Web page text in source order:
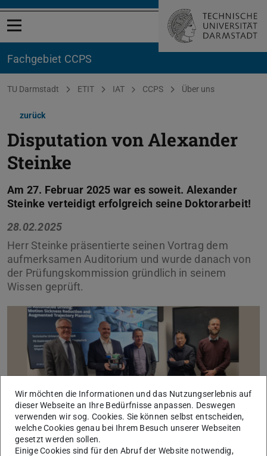
Menü öffnen
Fachgebiet CCPS
Sie befinden sich hier:
TU Darmstadt ETIT IAT CCPS Über uns
zurück
Disputation von Alexander
Steinke
Am 27. Februar 2025 war es soweit. Alexander
Steinke verteidigt erfolgreich seine Doktorarbeit!
28.02.2025
Herr Steinke präsentierte seinen Vortrag dem
aufmerksamen Auditorium und wurde danach von
der Prüfungskommission gründlich in seinem
Wissen geprüft.
Wir möchten die Informationen und das Nutzungserlebnis auf
dieser Webseite an Ihre Bedürfnisse anpassen. Deswegen
verwenden wir sog. Cookies. Sie können selbst entscheiden,
welche Cookies genau bei Ihrem Besuch unserer Webseiten
gesetzt werden sollen.
Einige Cookies sind für den Abruf der Website notwendig,